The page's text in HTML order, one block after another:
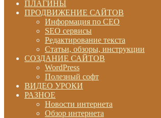
ПЛАГИНЫ
ПРОДВИЖЕНИЕ САЙТОВ
Информация по СЕО
SEO сервисы
Редактирование текста
Статьи, обзоры, инструкции
СОЗДАНИЕ САЙТОВ
WordPress
Полезный софт
ВИДЕО УРОКИ
РАЗНОЕ
Новости интернета
Обзор интернета